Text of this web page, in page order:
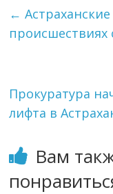
←
Прокуратура
лифта в
Вам